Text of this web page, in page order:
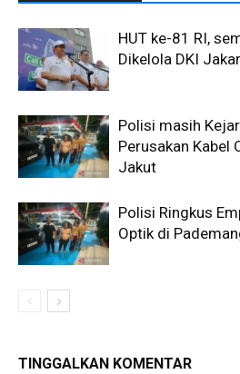
HUT ke-81 RI,
Dikelola DKI
Polisi masih
Perusakan Kabel
Jakut
Polisi Ringkus
Optik di
TINGGALKAN KOMENTAR